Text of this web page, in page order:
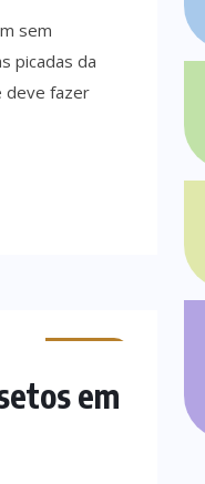
sem
picadas da
deve fazer
em